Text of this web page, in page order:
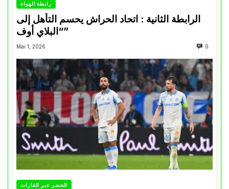
رابطة الهواة
الرابطة الثانية : اتحاد الحراش يحسم التأهل إلى
“البلاي أوف”
Mai 1, 2026 0
الخضر عبر القارات